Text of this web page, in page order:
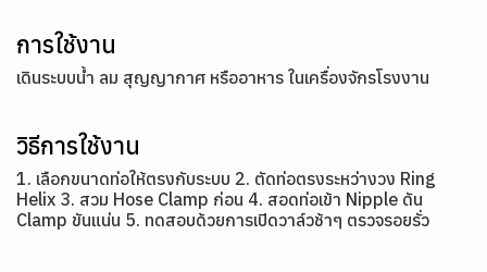
การใช้งาน
เดินระบบน้ำ ลม สุญญากาศ หรืออาหาร ในเครื่องจักรโรงงาน
วิธีการใช้งาน
1. เลือกขนาดท่อให้ตรงกับระบบ 2. ตัดท่อตรงระหว่างวง Ring
Helix 3. สวม Hose Clamp ก่อน 4. สอดท่อเข้า Nipple ดัน
Clamp ขันแน่น 5. ทดสอบด้วยการเปิดวาล์วช้าๆ ตรวจรอยรั่ว